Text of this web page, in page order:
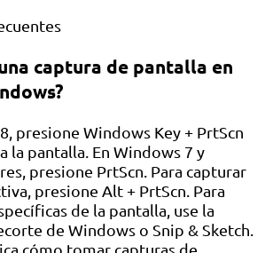
captura de pantalla en
presione Windows Key + PrtScn
la pantalla. En Windows 7 y
presione PrtScn. Para capturar
presione Alt + PrtScn. Para
de la pantalla, use la
de Windows o Snip & Sketch.
cómo tomar capturas de